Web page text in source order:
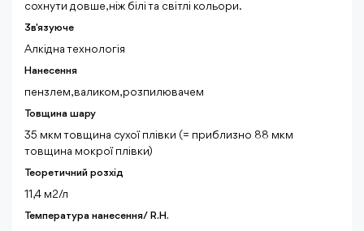
сохнути довше, ніж білі та світлі кольори.
Зв'язуюче
Алкідна технологія
Нанесення
пензлем, валиком, розпилювачем
Товщина шару
35 мкм товщина сухої плівки (= приблизно 88 мкм
товщина мокрої плівки)
Теоретичний розхід
11,4 м2/л
Температура нанесення/ R.H.